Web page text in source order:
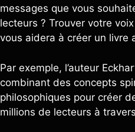
messages que vous
lecteurs ? Trouver votre
vous aidera à créer un livre
Par exemple, l’auteur
combinant des concepts
philosophiques pour créer
millions de lecteurs à